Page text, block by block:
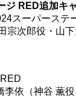
ジ RED追加キ
スーパーステ
宗次郎役・山
依（神谷 薫